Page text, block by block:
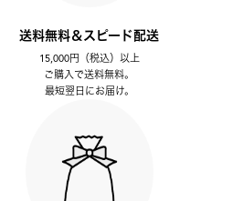
送料無料＆スピード配送
15,000円（税込）以上
ご購入で送料無料。
最短翌日にお届け。